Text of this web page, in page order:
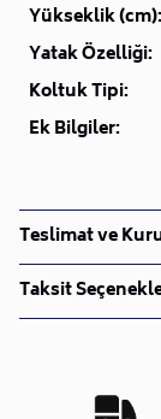
Yükseklik (cm):
Yatak Özelliği:
Koltuk Tipi:
Ek Bilgiler:
Teslimat ve
Teslimat ve
• Siparişlerinizi
Kargo
Taksit